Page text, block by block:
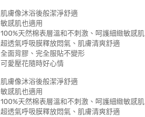
肌膚像沐浴後般潔淨舒適
敏感肌也適用
100%天然棉表層溫和不刺激、呵護細緻敏感肌
超透氣呼吸膜釋放悶氣、肌膚清爽舒適
全面背膠、完全服貼不變形
可愛壓花隨時好心情
肌膚像沐浴後般潔淨舒適
敏感肌也適用
100%天然棉表層溫和不刺激、呵護細緻敏感肌
超透氣呼吸膜釋放悶氣、肌膚清爽舒適